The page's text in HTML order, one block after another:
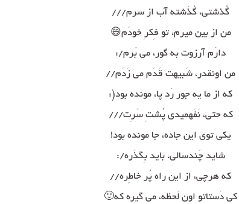
گُذشتی، گُذَشته آب از سرم///
من از بین میرم، تو فِکرِ خودَم😄
دارَم آرزوت به گور، می بَرم/:
من اونقدر، شَبیهت قَدَم می زَدَم//
که از ما یه جور رَد پا، مونده بود(:
که حتی، نَفَهمیدی پُشتِ سَرِت///
یکی توی این جاده، جا مونده بود!
شاید چَندسالی، باید بِگذَره/:
که هرچی، از این راه پُر خاطِره//
کی دَستاتو اون لَحظه، می گیره که🙂